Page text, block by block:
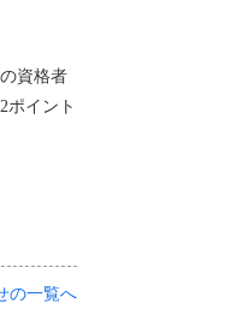
資格者
ポイント
の一覧へ